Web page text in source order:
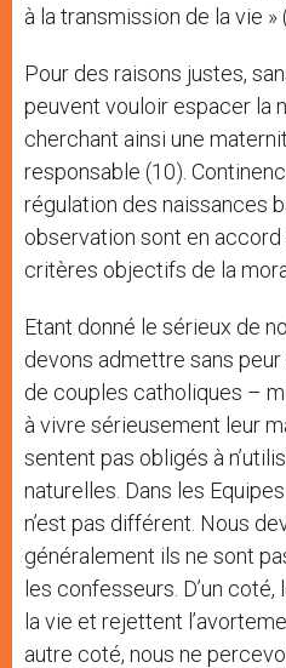
à la transmission de la vie »
Pour des raisons justes,
peuvent vouloir espacer la
cherchant ainsi une
responsable (10).
régulation des naissances
observation sont en accord
critères objectifs de la
Etant donné le sérieux de
devons admettre sans
de couples catholiques –
à vivre sérieusement leur
sentent pas obligés à
naturelles. Dans les
n’est pas différent. Nous
généralement ils ne sont
les confesseurs. D’un
la vie et rejettent
autre coté, nous ne